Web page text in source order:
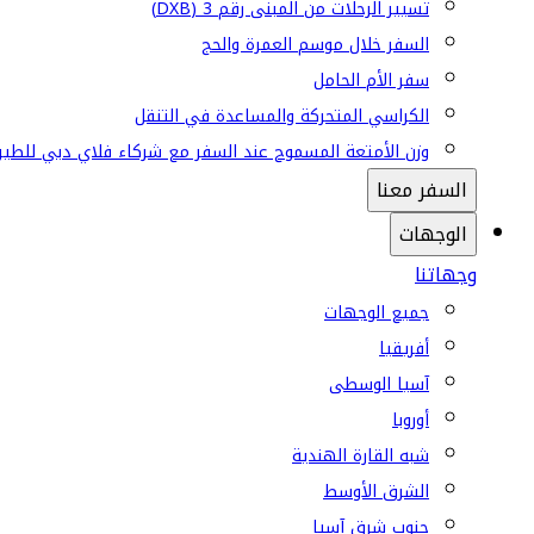
تسيير الرحلات من المبنى رقم 3 (DXB)
السفر خلال موسم العمرة والحج
سفر الأم الحامل
الكراسي المتحركة والمساعدة في التنقل
وزن الأمتعة المسموح عند السفر مع شركاء فلاي دبي
السفر معنا
الوجهات
وجهاتنا
جميع الوجهات
أفريقيا
آسيا الوسطى
أوروبا
شبه القارة الهندية
الشرق الأوسط
جنوب شرق آسيا